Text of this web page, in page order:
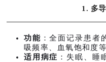
1. 多
功能 ：全面记录患者
吸频率、血氧饱和度
适用病症 ：失眠、睡